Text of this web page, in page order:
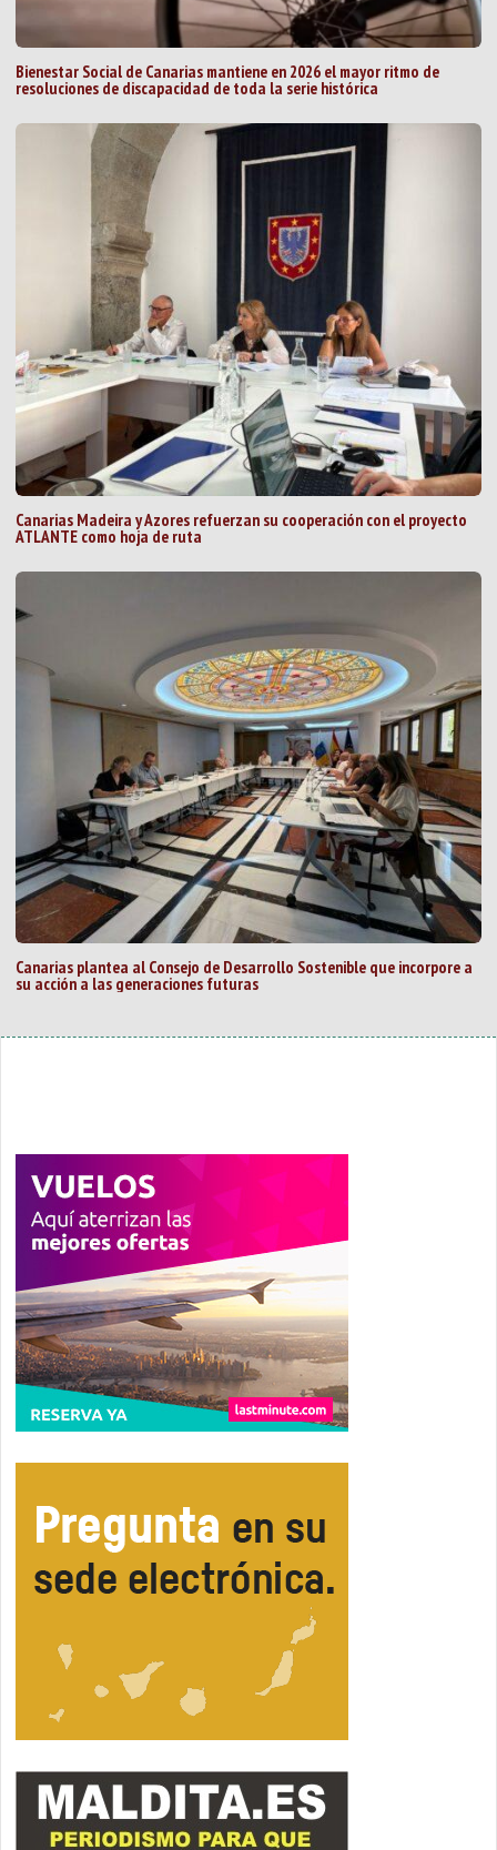
Bienestar Social de Canarias mantiene en 2026 el mayor ritmo de
resoluciones de discapacidad de toda la serie histórica
Canarias Madeira y Azores refuerzan su cooperación con el proyecto
ATLANTE como hoja de ruta
Canarias plantea al Consejo de Desarrollo Sostenible que incorpore a
su acción a las generaciones futuras